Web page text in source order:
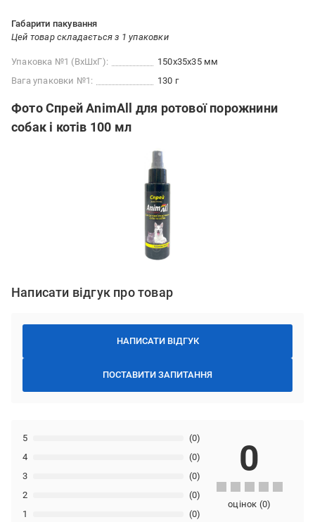
Габарити пакування
Цей товар складається з 1 упаковки
Упаковка №1 (ВхШхГ):
150x35x35 мм
Вага упаковки №1:
130 г
Фото Спрей AnimAll для ротової порожнини
собак і котів 100 мл
Написати відгук про товар
НАПИСАТИ ВІДГУК
ПОСТАВИТИ ЗАПИТАННЯ
1 (0)
2 (0)
3 (0)
4 (0)
5 (0)
0
оцінок (0)